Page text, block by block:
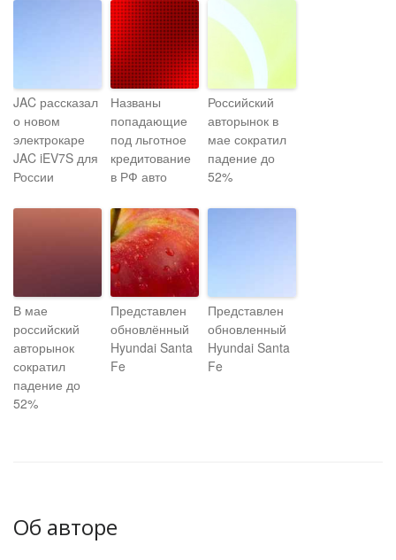
JAC рассказал
о новом
электрокаре
JAC iEV7S для
России
Названы
попадающие
под льготное
кредитование
в РФ авто
Российский
авторынок в
мае сократил
падение до
52%
В мае
российский
авторынок
сократил
падение до
52%
Представлен
обновлённый
Hyundai Santa
Fe
Представлен
обновленный
Hyundai Santa
Fe
Об авторе